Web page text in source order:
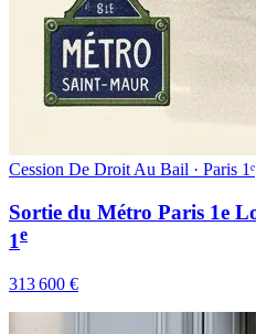
Cession De Droit Au Bail · Paris 1ᵉ
Sortie du Métro Paris 1e
1e
313 600 €